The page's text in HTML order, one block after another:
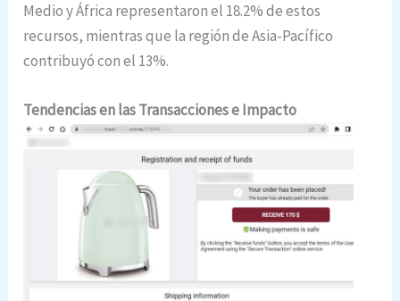
Medio y África representaron el 18.2% de estos
recursos, mientras que la región de Asia-Pacífico
contribuyó con el 13%.
Tendencias en las Transacciones e Impacto